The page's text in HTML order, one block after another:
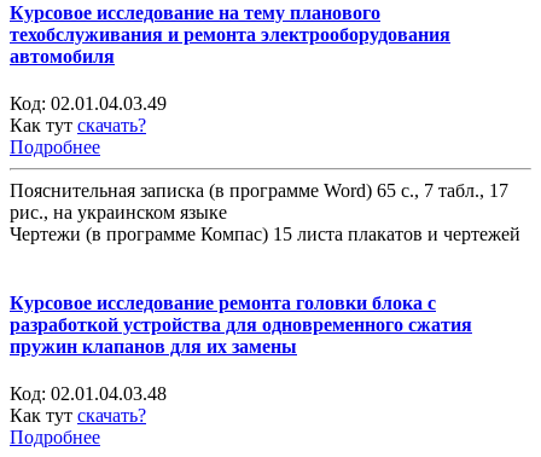
Курсовое исследование на тему планового
техобслуживания и ремонта электрооборудования
автомобиля
Код: 02.01.04.03.49
Как тут скачать?
Подробнее
Пояснительная записка (в программе Word) 65 с., 7 табл., 17
рис., на украинском языке
Чертежи (в программе Компас) 15 листа плакатов и чертежей
Курсовое исследование ремонта головки блока с
разработкой устройства для одновременного сжатия
пружин клапанов для их замены
Код: 02.01.04.03.48
Как тут скачать?
Подробнее